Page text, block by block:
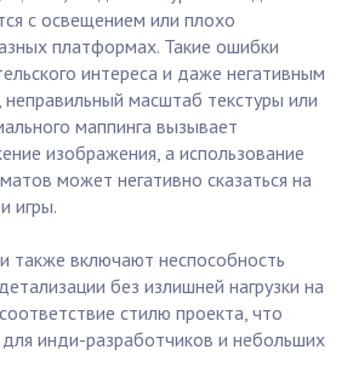
с освещением или плохо
платформах. Такие ошибки
интереса и даже негативным
масштаб текстуры или
маппинга вызывает
изображения, а использование
может негативно сказаться на
игры.
также включают неспособность
без излишней нагрузки на
стилю проекта, что
инди-разработчиков и небольших